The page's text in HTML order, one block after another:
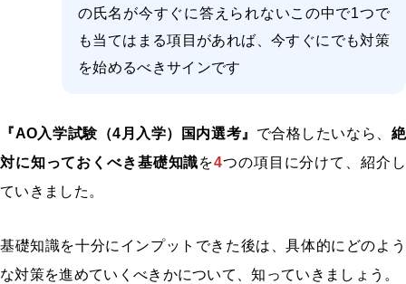
の氏名が今すぐに答えられないこの中で1つで
も当てはまる項目があれば、今すぐにでも対策
を始めるべきサインです
『AO入学試験（4月入学）国内選考』 で合格したいなら、 絶
対に知っておくべき基礎知識を4つの項目に分けて、紹介し
ていきました。
基礎知識を十分にインプットできた後は、具体的にどのよう
な対策を進めていくべきかについて、知っていきましょう。